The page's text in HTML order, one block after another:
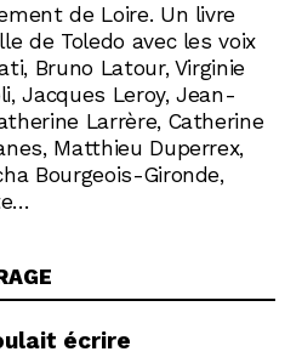
de Loire. Un livre
de Toledo avec les voix
Bruno Latour, Virginie
Jacques Leroy, Jean-
Larrère, Catherine
Matthieu Duperrex,
Bourgeois-Gironde,
écrire